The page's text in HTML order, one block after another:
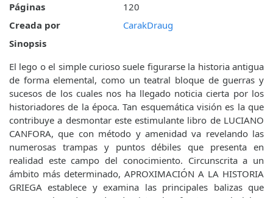
Páginas
120
Creada por
CarakDraug
Sinopsis
El lego o el simple curioso suele figurarse la historia antigua
de forma elemental, como un teatral bloque de guerras y
sucesos de los cuales nos ha llegado noticia cierta por los
historiadores de la época. Tan esquemática visión es la que
contribuye a desmontar este estimulante libro de LUCIANO
CANFORA, que con método y amenidad va revelando las
numerosas trampas y puntos débiles que presenta en
realidad este campo del conocimiento. Circunscrita a un
ámbito más determinado, APROXIMACIÓN A LA HISTORIA
GRIEGA establece y examina las principales balizas que